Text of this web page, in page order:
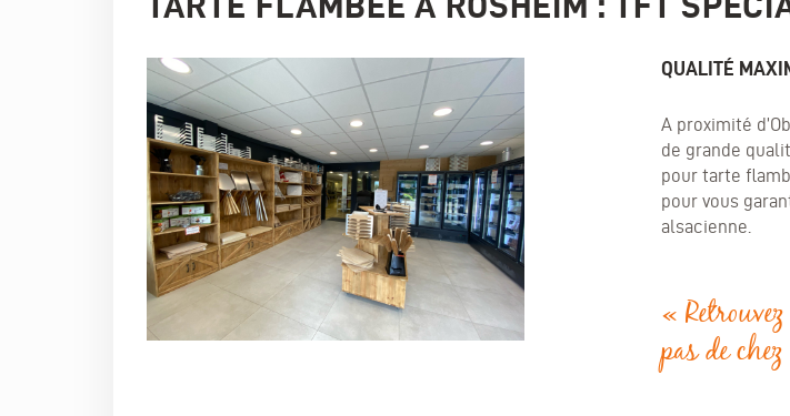
QUALITÉ
A proximité
de grande
pour tarte
pour vous
alsacienne.
«
pas de